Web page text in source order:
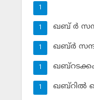
1
ഖബ് ര്‍
1
ഖബ്ര്‍
1
1
ഖബ്‌റില്‍
1